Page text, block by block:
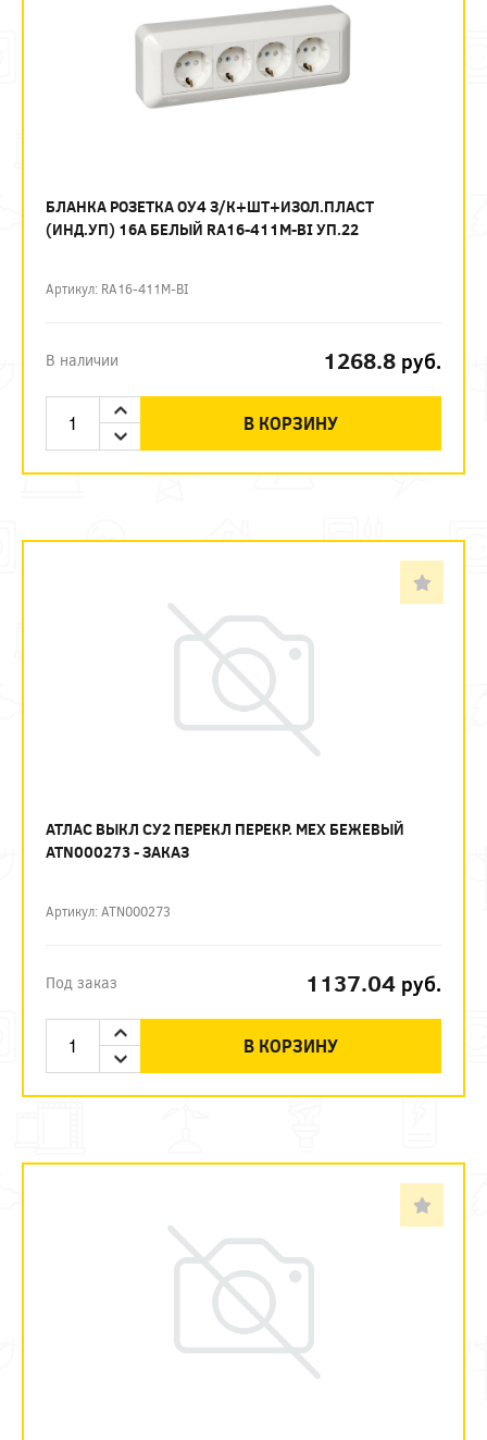
БЛАНКА РОЗЕТКА ОУ4 З/К+ШТ+ИЗОЛ.ПЛАСТ
(ИНД.УП) 16А БЕЛЫЙ RA16-411M-BI УП.22
Артикул: RA16-411M-BI
В наличии 1268.8 руб.
В КОРЗИНУ
АТЛАС ВЫКЛ СУ2 ПЕРЕКЛ ПЕРЕКР. МЕХ БЕЖЕВЫЙ
ATN000273 - ЗАКАЗ
Артикул: ATN000273
Под заказ 1137.04 руб.
В КОРЗИНУ